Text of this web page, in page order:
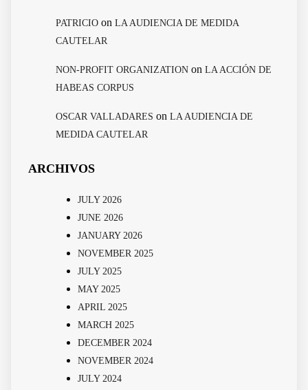
PATRICIO on LA AUDIENCIA DE MEDIDA
CAUTELAR
NON-PROFIT ORGANIZATION on LA ACCIÓN DE
HABEAS CORPUS
OSCAR VALLADARES on LA AUDIENCIA DE
MEDIDA CAUTELAR
ARCHIVOS
JULY 2026
JUNE 2026
JANUARY 2026
NOVEMBER 2025
JULY 2025
MAY 2025
APRIL 2025
MARCH 2025
DECEMBER 2024
NOVEMBER 2024
JULY 2024